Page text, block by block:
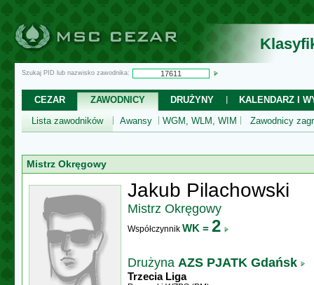
Szukaj PID lub nazwisko zawodnika:
CEZAR ZAWODNICY DRUŻYNY
KALENDARZ I
Lista zawodników
Awansy WGM, WLM, WIM Zawodnicy
Mistrz Okręgowy
Jakub Pilachowski
Mistrz Okręgowy
Współczynnik WK = 2
Drużyna AZS PJATK Gdańsk
Trzecia Liga